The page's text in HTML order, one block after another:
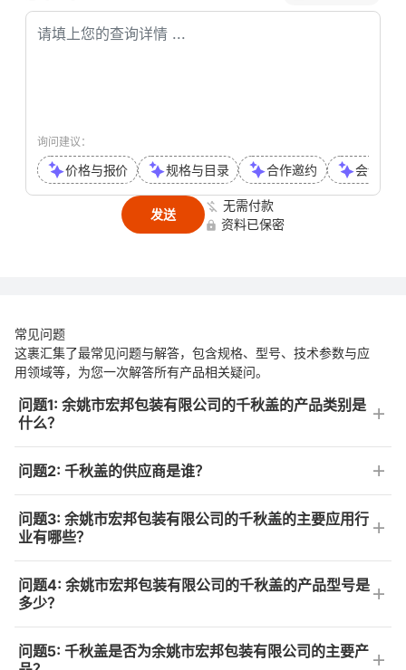
询问建议：
价格与报价 规格与目录 合作邀约 会议或
发送
无需付款
资料已保密
常见问题
这裹汇集了最常见问题与解答，包含规格、型号、技术参数与应
用领域等，为您一次解答所有产品相关疑问。
问题1: 余姚市宏邦包装有限公司的千秋盖的产品类别是
什么？
问题2: 千秋盖的供应商是谁？
问题3: 余姚市宏邦包装有限公司的千秋盖的主要应用行
业有哪些？
问题4: 余姚市宏邦包装有限公司的千秋盖的产品型号是
多少？
问题5: 千秋盖是否为余姚市宏邦包装有限公司的主要产